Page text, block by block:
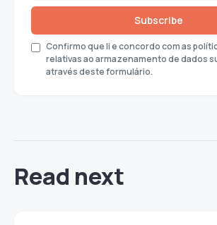
Subscribe
Confirmo que li e concordo com as
relativas ao armazenamento de dados
através deste formulário.
Read next